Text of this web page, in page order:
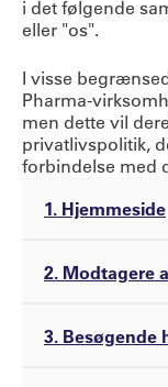
i det følgende
eller "os".
I visse
Pharma-
men dette vil
privatlivspolitik,
forbindelse med
1. Hjemmeside
2. Modtagere
3. Besøgende